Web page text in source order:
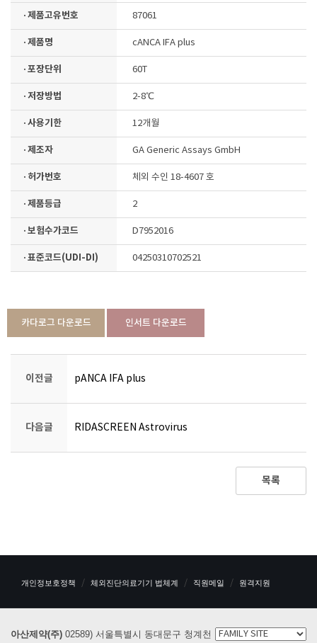
· 제품고유번호 87061
· 제품명 cANCA IFA plus
· 포장단위 60T
· 저장방법 2-8℃
· 사용기한 12개월
· 제조자 GA Generic Assays GmbH
· 허가번호 체외 수인 18-4607 호
· 제품등급 2
· 보험수가코드 D7952016
· 표준코드(UDI-DI) 04250310702521
카다로그 다운로드 인서트 다운로드
이전글 pANCA IFA plus
다음글 RIDASCREEN Astrovirus
목록
개인정보호정책 체외진단의료기기 법체계 직원메일 원격지원
아산제약(주) 02589) 서울특별시 동대문구 청계천